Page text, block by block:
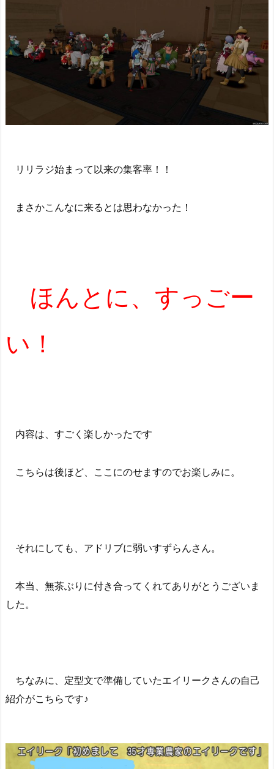
リリラジ始まって以来の集客率！！
まさかこんなに来るとは思わなかった！
ほんとに、すっごー
い！
内容は、すごく楽しかったです
こちらは後ほど、ここにのせますのでお楽しみに。
それにしても、アドリブに弱いすずらんさん。
本当、無茶ぶりに付き合ってくれてありがとうございま
した。
ちなみに、定型文で準備していたエイリークさんの自己
紹介がこちらです♪